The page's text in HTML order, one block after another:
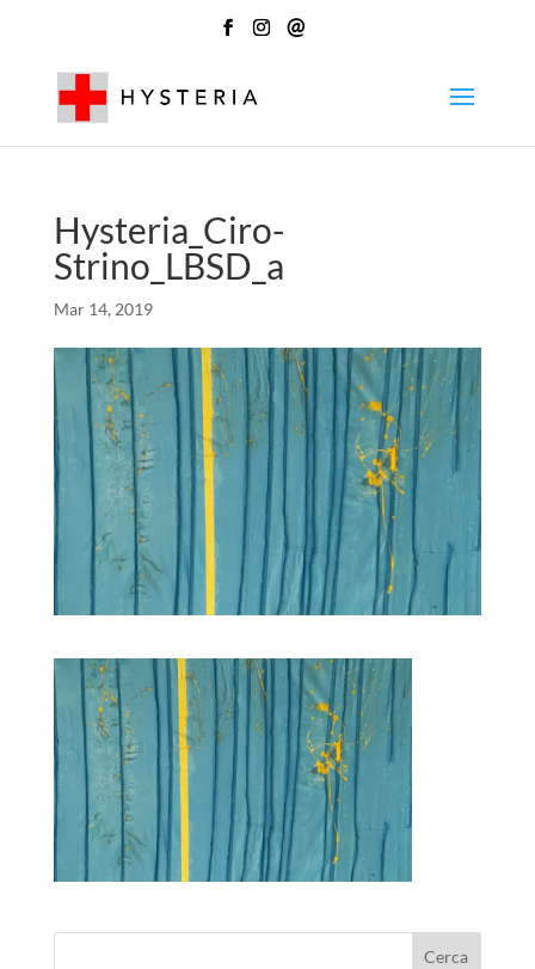
@
Hysteria_Ciro-
Strino_LBSD_a
Mar 14, 2019